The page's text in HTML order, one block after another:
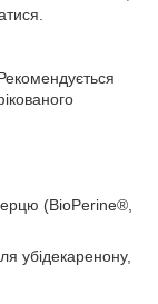
(BioPerine®,
убідекаренону,